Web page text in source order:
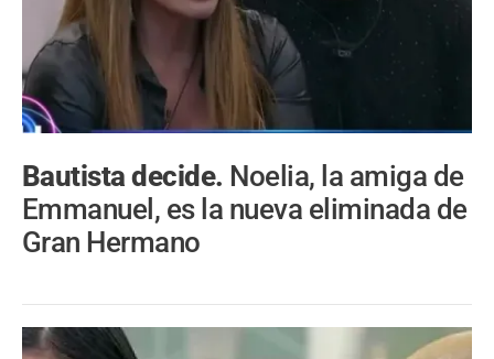
Bautista decide. Noelia, la amiga de
Emmanuel, es la nueva eliminada de
Gran Hermano